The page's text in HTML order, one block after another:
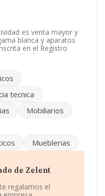
es venta mayor y
blanca y aparatos
en el Registro
Clasifica su actividad
de aparatos
actividad en
en INFORMA, ha
elaborado por
de facturación,
sectorial, pasando del
las siguientes
Proyectos S.L
de las empresas
tecnica
Mobiliarios
Mueblerias
de Zelent
regalamos el